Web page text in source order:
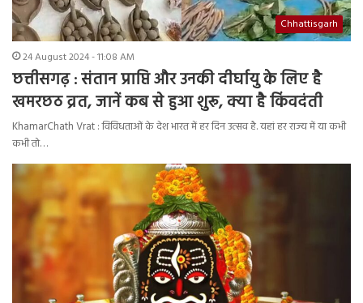
Chhattisgarh
24 August 2024 - 11:08 AM
छत्तीसगढ़ : संतान प्राप्ति और उनकी दीर्घायु के लिए है
खमरछठ व्रत, जानें कब से हुआ शुरू, क्या है किंवदंती
KhamarChath Vrat : विविधताओं के देश भारत में हर दिन उत्सव है. यहां हर राज्य में या कभी
कभी तो…